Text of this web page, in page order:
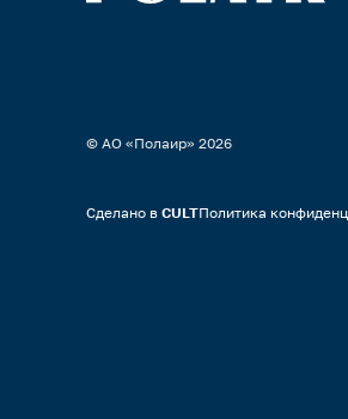
© АО «Полаир» 2026
Сделано в CULTПолитика